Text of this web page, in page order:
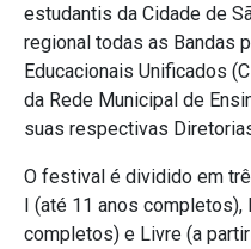
estudantis da Cidade de
regional todas as Bandas
Educacionais Unificados
da Rede Municipal de
suas respectivas
O festival é dividido em
I (até 11 anos completos),
completos) e Livre (a